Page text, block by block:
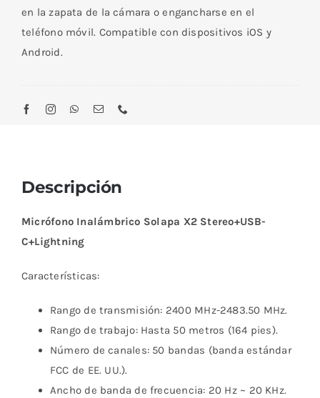
en la zapata de la cámara o engancharse en el
teléfono móvil. Compatible con dispositivos iOS y
Android.
Descripción
Micrófono Inalámbrico Solapa X2 Stereo+USB-
C+Lightning
Características:
Rango de transmisión: 2400 MHz-2483.50 MHz.
Rango de trabajo: Hasta 50 metros (164 pies).
Número de canales: 50 bandas (banda estándar
FCC de EE. UU.).
Ancho de banda de frecuencia: 20 Hz ~ 20 KHz.